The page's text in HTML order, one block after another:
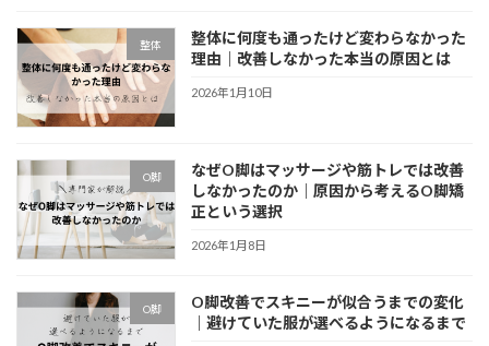
整体
整体に何度も通ったけど変わらなかった
理由｜改善しなかった本当の原因とは
2026年1月10日
O脚
なぜO脚はマッサージや筋トレでは改善
しなかったのか｜原因から考えるO脚矯
正という選択
2026年1月8日
O脚
O脚改善でスキニーが似合うまでの変化
｜避けていた服が選べるようになるまで